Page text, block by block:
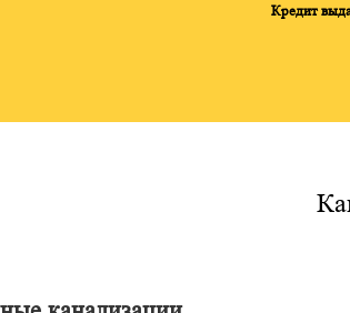
Кредит